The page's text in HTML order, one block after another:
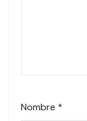
Nombre *